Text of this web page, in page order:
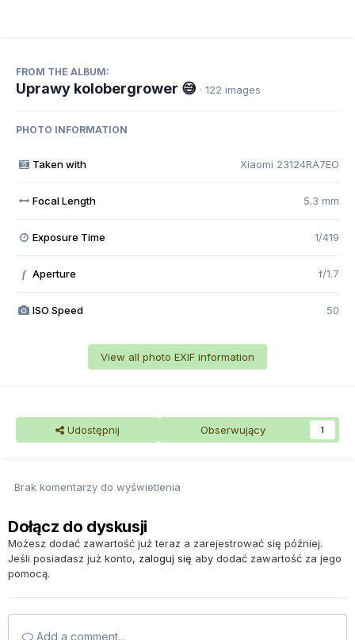
FROM THE ALBUM:
Uprawy kolobergrower 😅 · 122 images
PHOTO INFORMATION
Taken with Xiaomi 23124RA7EO
Focal Length 5.3 mm
Exposure Time 1/419
f Aperture f/1.7
ISO Speed 50
View all photo EXIF information
Udostępnij Obserwujący 1
Brak komentarzy do wyświetlenia
Dołącz do dyskusji
Możesz dodać zawartość już teraz a zarejestrować się później.
Jeśli posiadasz już konto, zaloguj się aby dodać zawartość za jego
pomocą.
Add a comment...